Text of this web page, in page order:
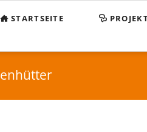
STARTSEITE